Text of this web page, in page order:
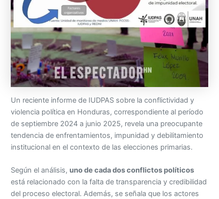
Un reciente informe de IUDPAS sobre la conflictividad y
violencia política en Honduras, correspondiente al período
de septiembre 2024 a junio 2025, revela una preocupante
tendencia de enfrentamientos, impunidad y debilitamiento
institucional en el contexto de las elecciones primarias.
Según el análisis, uno de cada dos conflictos políticos
está relacionado con la falta de transparencia y credibilidad
del proceso electoral. Además, se señala que los actores